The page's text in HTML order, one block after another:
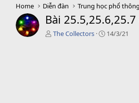
Home Diễn đàn Trung học phổ thông
Bài
T
The Collectors
C14/3/21